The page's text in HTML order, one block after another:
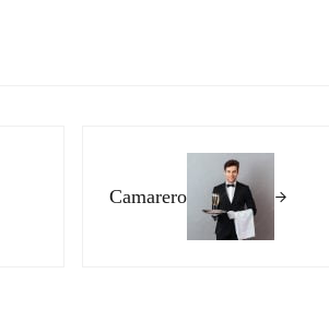
Camarero